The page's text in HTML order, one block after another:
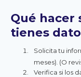
Qué hacer
tienes
Solicita tu
meses). (O
Verifica si los